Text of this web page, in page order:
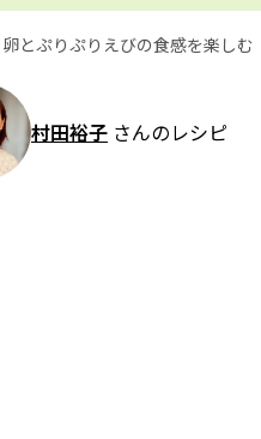
とぷりぷりえびの食感を楽しむ
村田裕子 さんのレシピ